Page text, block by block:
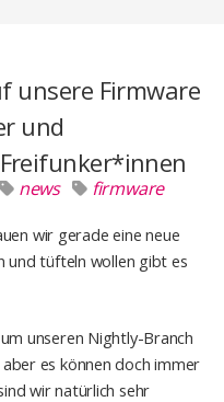
unsere Firmware
und
news firmware
wir gerade eine neue
und tüfteln wollen gibt es
unseren Nightly-Branch
es können doch immer
wir natürlich sehr